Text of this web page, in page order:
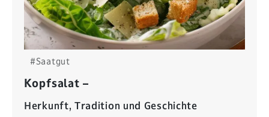
#Saatgut
Kopfsalat –
Herkunft, Tradition und Geschichte